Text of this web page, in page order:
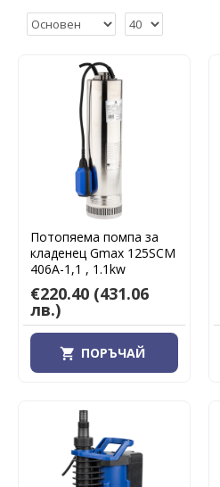
Потопяема помпа за
кладенец Gmax 125SCM
406A-1,1 , 1.1kw
€220.40 (431.06
лв.)
ПОРЪЧАЙ